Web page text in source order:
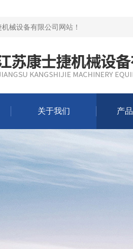
机械设备有限公司网站 ！
关于我们 产